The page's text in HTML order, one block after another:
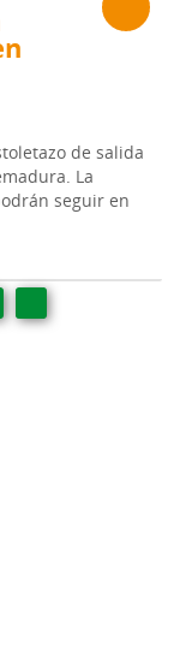
de salida
La
seguir en